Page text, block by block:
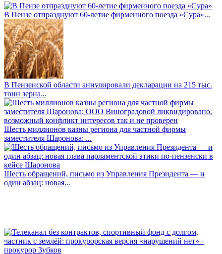
В Пензе отпразднуют 60-летие фирменного поезда «Сура»...
В Пензенской области аннулировали декларации на 215 тыс.
тонн зерна...
Шесть миллионов казны региона для частной фирмы
заместителя Шаронова: ...
Шесть обращений, письмо из Управления Президента — и
один абзац: новая...